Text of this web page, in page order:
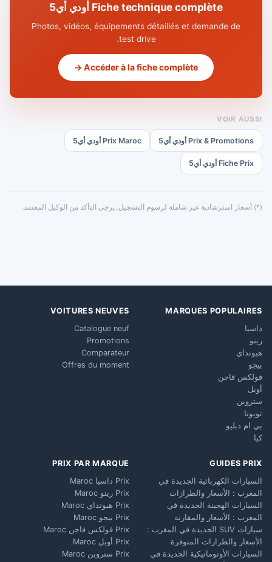
Fiche technique complète أودي أي5
Photos, vidéos, équipements détaillés et demande de
test drive.
Accéder à la fiche complète →
VOIR AUSSI
Prix & Promotions أودي أي5 Prix Maroc أودي أي5
Fiche Prix أودي أي5
(*) أسعار استرشادية غير شاملة لرسوم التسجيل. يرجى التأكد من الوكيل المعتمد.
MARQUES POPULAIRES
داسيا
رينو
هيونداي
بيجو
فولكس فاجن
أوبل
ستروين
تويوتا
بي ام دبليو
كيا
VOITURES NEUVES
Catalogue neuf
Promotions
Comparateur
Offres du moment
GUIDES PRIX
السيارات الكهربائية الجديدة في
المغرب : الأسعار والطرازات
السيارات الهجينة الجديدة في
المغرب : الأسعار والمقارنة
سيارات SUV الجديدة في المغرب :
الأسعار والطرازات المتوفرة
السيارات الأوتوماتيكية الجديدة في
PRIX PAR MARQUE
Prix داسيا Maroc
Prix رينو Maroc
Prix هيونداي Maroc
Prix بيجو Maroc
Prix فولكس فاجن Maroc
Prix أوبل Maroc
Prix ستروين Maroc